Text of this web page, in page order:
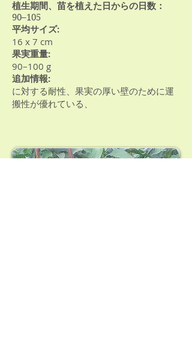
植生期間、苗を植えた日からの日数：
90–105
平均サイズ:
16 х 7 cm
果実重量:
90–100 g
追加情報:
に対する耐性、果実の厚い壁のために運
搬性が優れている、